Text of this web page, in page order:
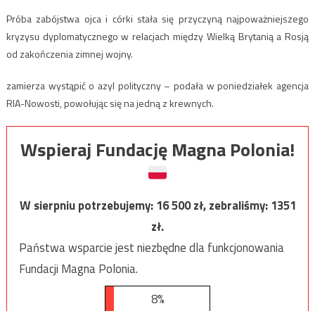
Próba zabójstwa ojca i córki stała się przyczyną najpoważniejszego
kryzysu dyplomatycznego w relacjach między Wielką Brytanią a Rosją
od zakończenia zimnej wojny.
zamierza wystąpić o azyl polityczny – podała w poniedziałek agencja
RIA-Nowosti, powołując się na jedną z krewnych.
Wspieraj Fundację Magna Polonia!
W sierpniu potrzebujemy:16 500zł, zebraliśmy:1351
zł.
Państwa wsparcie jest niezbędne dla funkcjonowania
Fundacji Magna Polonia.
8%